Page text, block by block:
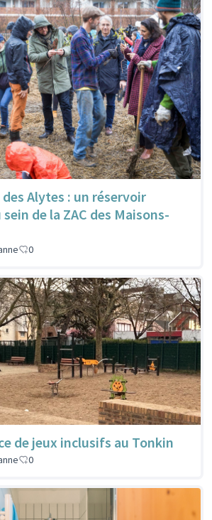
Alytes : un réservoir
de la ZAC des Maisons-
0
de jeux inclusifs au Tonkin
0